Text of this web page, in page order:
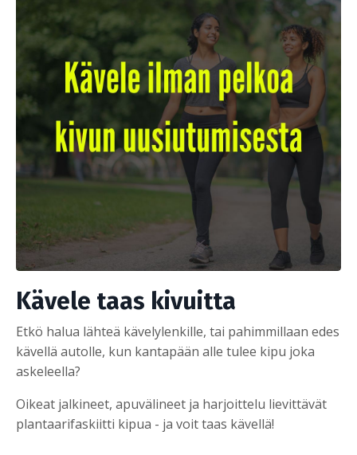
Kävele taas kivuitta
Etkö halua lähteä kävelylenkille, tai pahimmillaan edes
kävellä autolle, kun kantapään alle tulee kipu joka
askeleella?
Oikeat jalkineet, apuvälineet ja harjoittelu lievittävät
plantaarifaskiitti kipua - ja voit taas kävellä!